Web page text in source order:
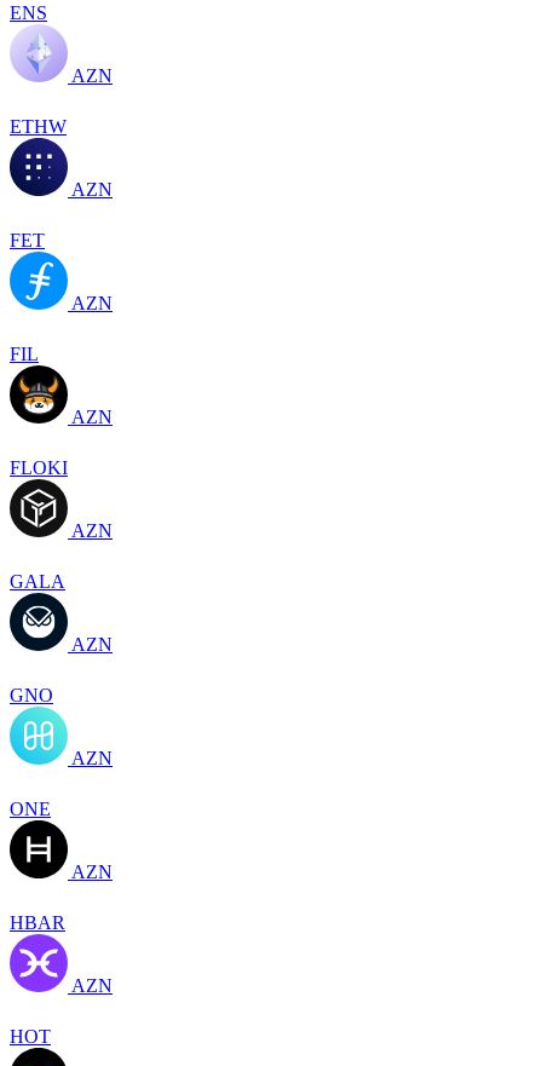
ENS
AZN
ETHW
AZN
FET
AZN
FIL
AZN
FLOKI
AZN
GALA
AZN
GNO
AZN
ONE
AZN
HBAR
AZN
HOT